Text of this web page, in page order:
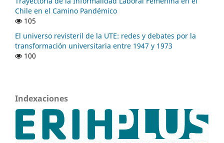
Chile en el Camino Pandémico
105
El universo revisteril de la UTE: redes y debates por la
transformación universitaria entre 1947 y 1973
100
Indexaciones